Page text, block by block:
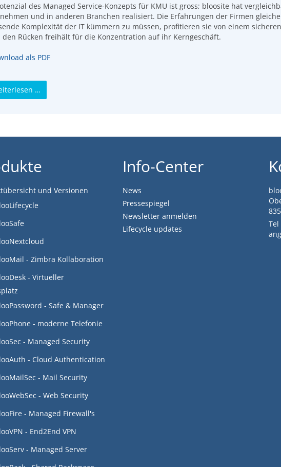
des Managed Service-Konzepts für KMU ist gross; bloosite hat
und in anderen Branchen realisiert. Die Erfahrungen der Firmen
Komplexität der IT kümmern zu müssen, profitieren sie von einem
den Rücken freihält für die Konzentration auf ihr Kerngeschäft.
als PDF
…
und Versionen
- Zimbra Kollaboration
- Virtueller
- Safe & Manager
- moderne Telefonie
- Managed Security
- Cloud Authentication
- Mail Security
- Web Security
- Managed Firewall's
- End2End VPN
- Managed Server
Info-Center
News
Pressespiegel
Newsletter anmelden
Lifecycle updates
Tel